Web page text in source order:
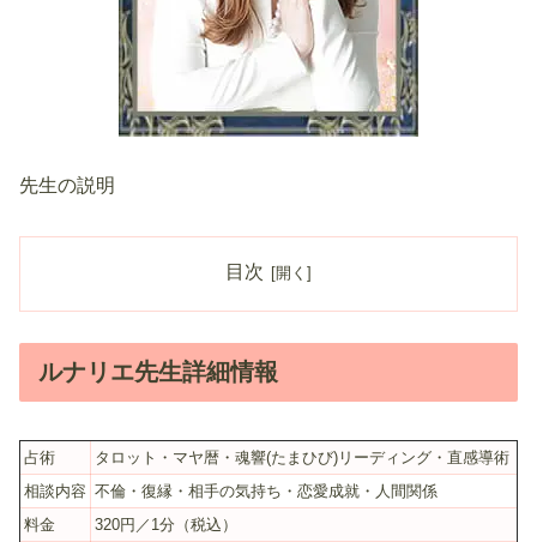
先生の説明
目次
ルナリエ先生詳細情報
占術
タロット・マヤ暦・魂響(たまひび)リーディング・直感導術
相談内容 不倫・復縁・相手の気持ち・恋愛成就・人間関係
料金
320円／1分（税込）